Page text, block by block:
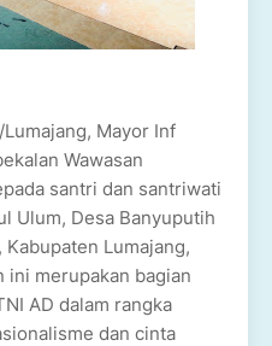
Mayor Inf
Wawasan
santri dan santriwati
Ulum, Desa Banyuputih
Lumajang,
ini merupakan bagian
AD dalam rangka
dan cinta